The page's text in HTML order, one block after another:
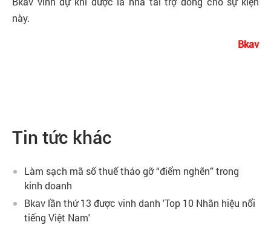
này.
Bkav
Tin tức khác
Làm sạch mã số thuế tháo gỡ “điểm nghẽn” trong
kinh doanh
Bkav lần thứ 13 được vinh danh 'Top 10 Nhãn hiệu nổi
tiếng Việt Nam'